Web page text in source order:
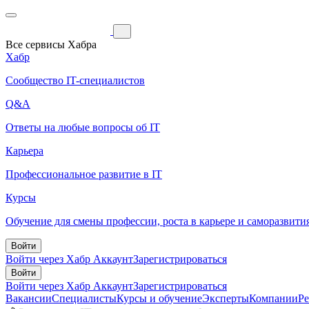
Все сервисы Хабра
Хабр
Сообщество IT-специалистов
Q&A
Ответы на любые вопросы об IT
Карьера
Профессиональное развитие в IT
Курсы
Обучение для смены профессии, роста в карьере и
Войти
Войти через Хабр АккаунтЗарегистрироваться
Войти
Войти через Хабр АккаунтЗарегистрироваться
ВакансииСпециалистыКурсы и обучениеЭкспертыКомпании